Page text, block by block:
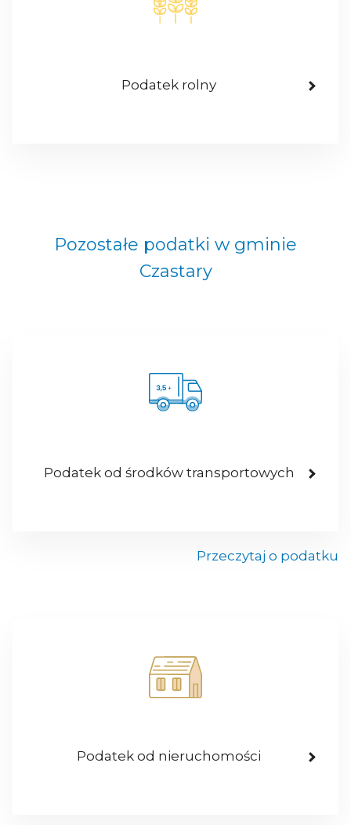
Podatek rolny
Pozostałe podatki w gminie
Czastary
Podatek od środków transportowych
Przeczytaj o podatku
Podatek od nieruchomości